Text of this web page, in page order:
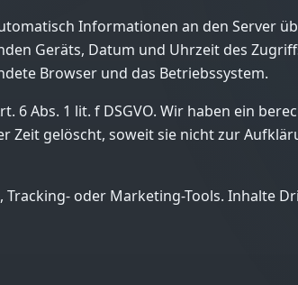
Informationen an den Server
Geräts, Datum und Uhrzeit des
Browser und das Betriebssystem.
6 Abs. 1 lit. f DSGVO. Wir haben ein
Zeit gelöscht, soweit sie nicht zur
Tracking- oder Marketing-Tools. Inhalte